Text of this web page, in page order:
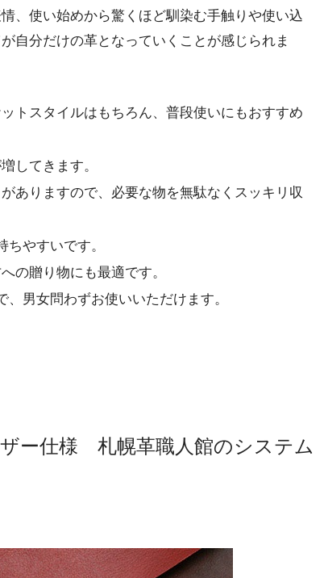
、使い始めから驚くほど馴染む手触りや使い込
自分だけの革となっていくことが感じられま
トスタイルはもちろん、普段使いにもおすすめ
してきます。
ありますので、必要な物を無駄なくスッキリ収
やすいです。
の贈り物にも最適です。
男女問わずお使いいただけます。
ー仕様 札幌革職人館のシステム